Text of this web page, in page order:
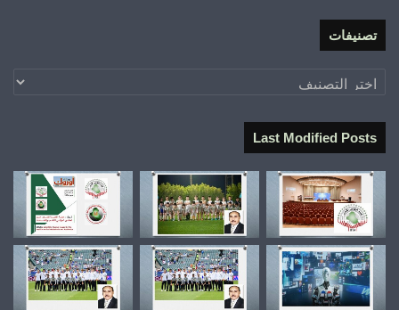
تصنيفات
تصنيفات
Last Modified Posts